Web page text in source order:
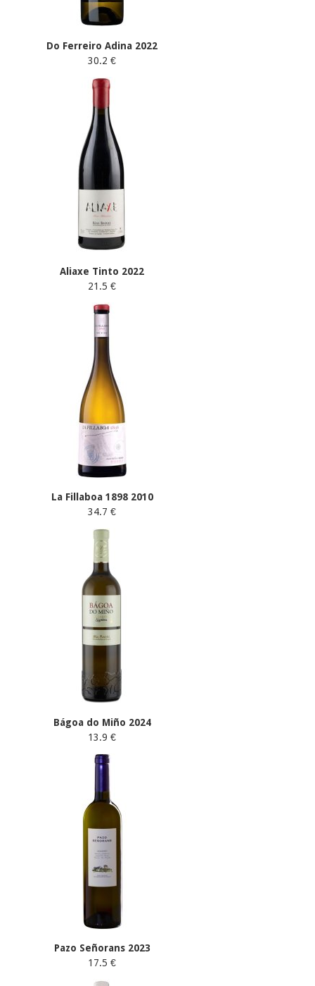
Do Ferreiro Adina 2022
30.2 €
Aliaxe Tinto 2022
21.5 €
La Fillaboa 1898 2010
34.7 €
Bágoa do Miño 2024
13.9 €
Pazo Señorans 2023
17.5 €